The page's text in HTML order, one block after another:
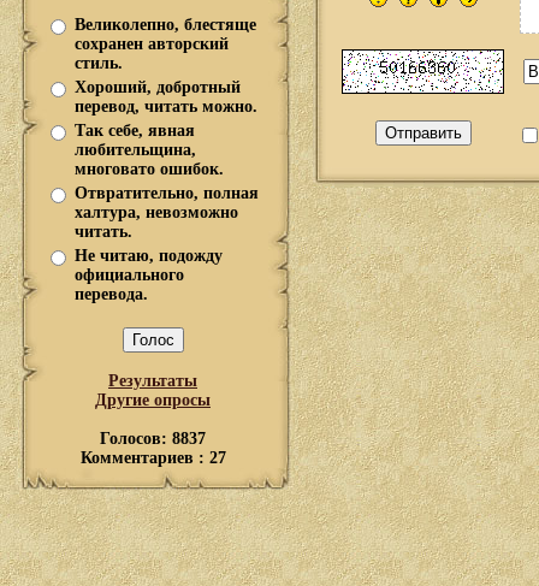
Великолепно, блестяще
сохранен авторский
стиль.
Хороший, добротный
перевод, читать можно.
Так себе, явная
любительщина,
многовато ошибок.
Отвратительно, полная
халтура, невозможно
читать.
Не читаю, подожду
официального
перевода.
Результаты
Другие опросы
Голосов: 8837
Комментариев : 27